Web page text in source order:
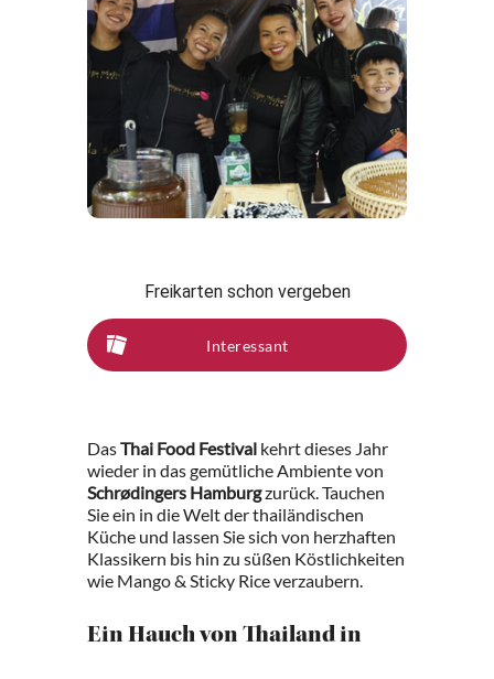
Freikarten schon vergeben
Interessant
DasThai Food Festival kehrt dieses Jahr
wieder in das gemütliche Ambiente von
Schrødingers Hamburgzurück. Tauchen
Sie ein in die Welt der thailändischen
Küche und lassen Sie sich von herzhaften
Klassikern bis hin zu süßen Köstlichkeiten
wie Mango & Sticky Rice verzaubern.
Ein Hauch von Thailand in